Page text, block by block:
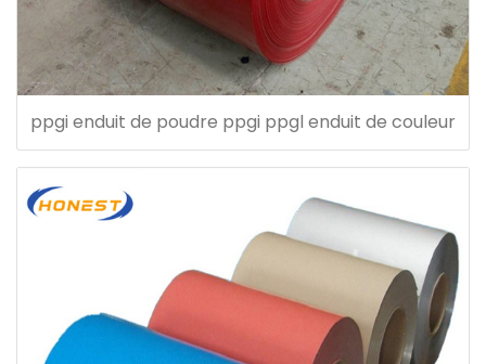
ppgi enduit de poudre ppgi ppgl enduit de couleur